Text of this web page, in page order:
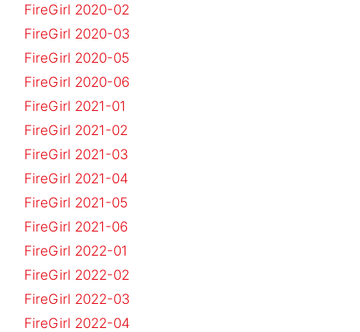
FireGirl 2020-02
FireGirl 2020-03
FireGirl 2020-05
FireGirl 2020-06
FireGirl 2021-01
FireGirl 2021-02
FireGirl 2021-03
FireGirl 2021-04
FireGirl 2021-05
FireGirl 2021-06
FireGirl 2022-01
FireGirl 2022-02
FireGirl 2022-03
FireGirl 2022-04